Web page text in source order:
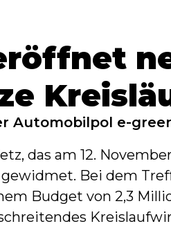
Automobilpol e-
das am 12.
Bei dem
Budget von 2,3